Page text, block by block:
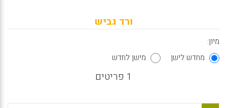
ורד גביש
מיון:
מחדש לישן
מישן לחדש
1 פריטים